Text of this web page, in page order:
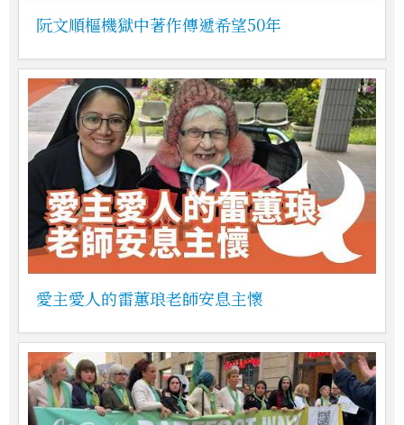
阮文順樞機獄中著作傳遞希望50年
愛主愛人的雷蕙琅老師安息主懷